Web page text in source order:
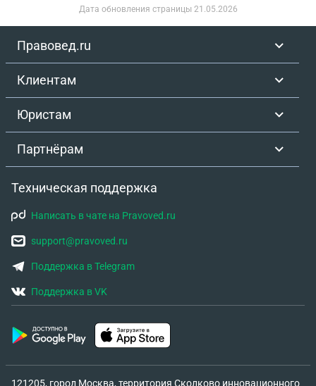
Дата обновления страницы 21.05.2026
Правовед.ru
Клиентам
Юристам
Партнёрам
Техническая поддержка
Написать в чате на Pravoved.ru
support@pravoved.ru
Поддержка в Telegram
Поддержка в VK
121205, город Москва, территория Сколково инновационного